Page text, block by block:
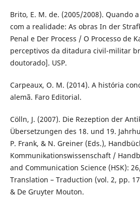
Brito, E. M. de. (2005/2008). Quando
com a realidade: As obras In der
Penal e Der Process / O Processo de
perceptivos da ditadura civil-militar
doutorado]. USP.
Carpeaux, O. M. (2014). A história
alemã. Faro Editorial.
Cölln, J. (2007). Die Rezeption der
Übersetzungen des 18. und 19.
P. Frank, & N. Greiner (Eds.),
Kommunikationswissenschaft /
and Communication Science (HSK):
Translation – Traduction (vol. 2, pp.
& De Gruyter Mouton.